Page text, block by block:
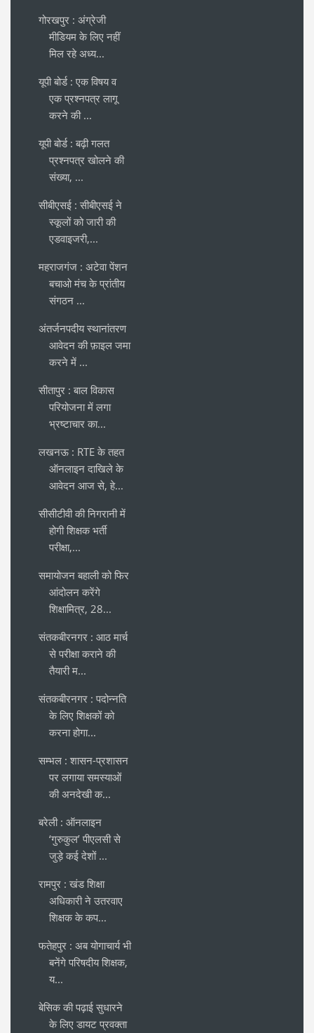
गोरखपुर : अंग्रेजी
मीडियम के लिए नहीं
मिल रहे अध्य...
यूपी बोर्ड : एक विषय व
एक प्रश्नपत्र लागू
करने की ...
यूपी बोर्ड : बढ़ी गलत
प्रश्नपत्र खोलने की
संख्या, ...
सीबीएसई : सीबीएसई ने
स्कूलों को जारी की
एडवाइजरी,...
महराजगंज : अटेवा पेंशन
बचाओ मंच के प्रांतीय
संगठन ...
अंतर्जनपदीय स्थानांतरण
आवेदन की फ़ाइल जमा
करने में ...
सीतापुर : बाल विकास
परियोजना में लगा
भ्रष्टाचार का...
लखनऊ : RTE के तहत
ऑनलाइन दाखिले के
आवेदन आज से, हे...
सीसीटीवी की निगरानी में
होगी शिक्षक भर्ती
परीक्षा,...
समायोजन बहाली को फिर
आंदोलन करेंगे
शिक्षामित्र, 28...
संतकबीरनगर : आठ मार्च
से परीक्षा कराने की
तैयारी म...
संतकबीरनगर : पदोन्नति
के लिए शिक्षकों को
करना होगा...
सम्भल : शासन-प्रशासन
पर लगाया समस्याओं
की अनदेखी क...
बरेली : ऑनलाइन
‘गुरुकुल’ पीएलसी से
जुड़े कई देशों ...
रामपुर : खंड शिक्षा
अधिकारी ने उतरवाए
शिक्षक के कप...
फतेहपुर : अब योगाचार्य भी
बनेंगे परिषदीय शिक्षक,
य...
बेसिक की पढ़ाई सुधारने
के लिए डायट प्रवक्ता